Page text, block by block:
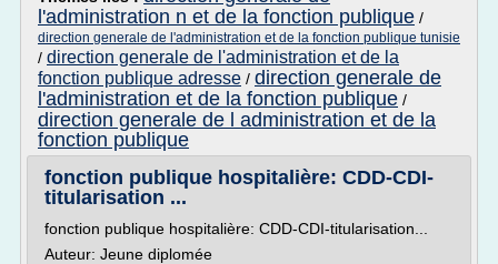
l'administration n et de la fonction publique /
direction generale de l'administration et de la fonction publique tunisie
/ direction generale de l'administration et de la
fonction publique adresse / direction generale de
l'administration et de la fonction publique /
direction generale de l administration et de la
fonction publique
fonction publique hospitalière: CDD-CDI-
titularisation ...
fonction publique hospitalière: CDD-CDI-titularisation...
Auteur: Jeune diplomée